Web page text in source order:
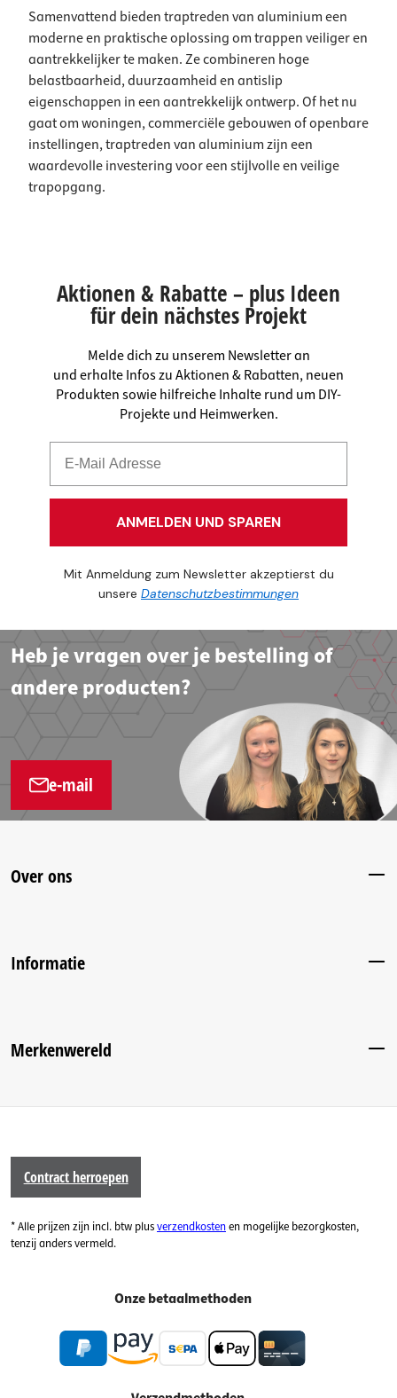
Samenvattend bieden traptreden van aluminium een
moderne en praktische oplossing om trappen veiliger en
aantrekkelijker te maken. Ze combineren hoge
belastbaarheid, duurzaamheid en antislip
eigenschappen in een aantrekkelijk ontwerp. Of het nu
gaat om woningen, commerciële gebouwen of openbare
instellingen, traptreden van aluminium zijn een
waardevolle investering voor een stijlvolle en veilige
trapopgang.
Aktionen & Rabatte – plus Ideen
für dein nächstes Projekt
Melde dich zu unserem Newsletter an
und erhalte Infos zu Aktionen & Rabatten, neuen
Produkten sowie hilfreiche Inhalte rund um DIY-
Projekte und Heimwerken.
ANMELDEN UND SPAREN
Mit Anmeldung zum Newsletter akzeptierst du
unsere Datenschutzbestimmungen
Heb je vragen over je bestelling of
andere producten?
e-mail
Over ons
Informatie
Merkenwereld
Contract herroepen
* Alle prijzen zijn incl. btw plusverzendkostenen mogelijke bezorgkosten,
tenzij anders vermeld.
Onze betaalmethoden